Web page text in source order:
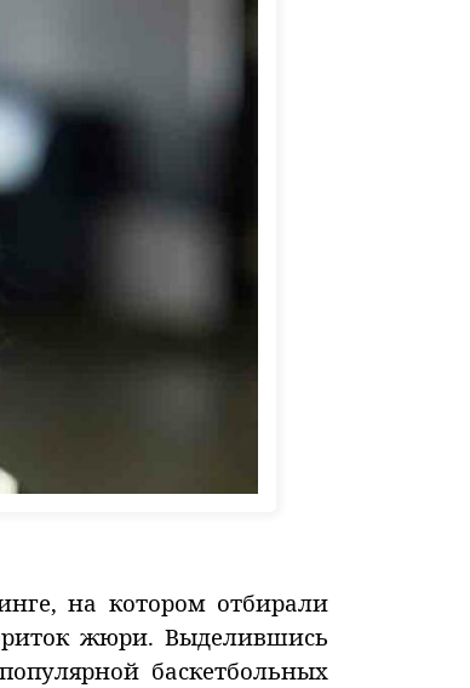
на котором отбирали
жюри. Выделившись
баскетбольных